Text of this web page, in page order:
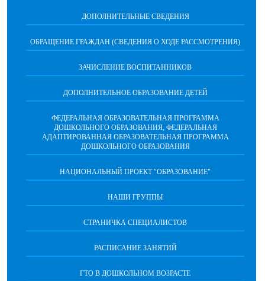
ДОПОЛНИТЕЛЬНЫЕ СВЕДЕНИЯ
ОБРАЩЕНИЕ ГРАЖДАН (СВЕДЕНИЯ О ХОДЕ РАССМОТРЕНИЯ)
ЗАЧИСЛЕНИЕ ВОСПИТАННИКОВ
ДОПОЛНИТЕЛЬНОЕ ОБРАЗОВАНИЕ ДЕТЕЙ
ФЕДЕРАЛЬНАЯ ОБРАЗОВАТЕЛЬНАЯ ПРОГРАММА
ДОШКОЛЬНОГО ОБРАЗОВАНИЯ, ФЕДЕРАЛЬНАЯ
АДАПТИРОВАННАЯ ОБРАЗОВАТЕЛЬНАЯ ПРОГРАММА
ДОШКОЛЬНОГО ОБРАЗОВАНИЯ
НАЦИОНАЛЬНЫЙ ПРОЕКТ "ОБРАЗОВАНИЕ"
НАШИ ГРУППЫ
СТРАНИЧКА СПЕЦИАЛИСТОВ
РАСПИСАНИЕ ЗАНЯТИЙ
ГТО В ДОШКОЛЬНОМ ВОЗРАСТЕ